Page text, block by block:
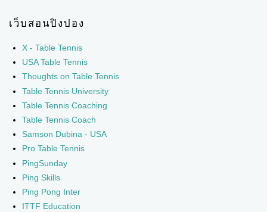
เว็บสอนปิงปอง
X - Table Tennis
USA Table Tennis
Thoughts on Table Tennis
Table Tennis University
Table Tennis Coaching
Table Tennis Coach
Samson Dubina - USA
Pro Table Tennis
PingSunday
Ping Skills
Ping Pong Inter
ITTF Education